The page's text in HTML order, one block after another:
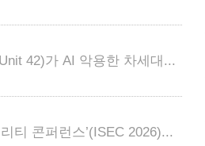
42)가 AI 악용한 차세대...
티 콘퍼런스’(ISEC 2026)...